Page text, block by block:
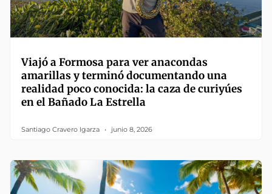
Viajó a Formosa para ver anacondas
amarillas y terminó documentando una
realidad poco conocida: la caza de curiyúes
en el Bañado La Estrella
Santiago Cravero Igarza junio 8, 2026